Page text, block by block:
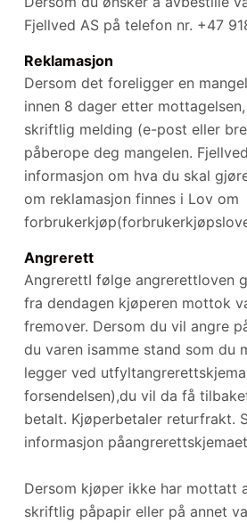
Fjellved AS på telefon nr. +47
Reklamasjon
Dersom det foreligger en
innen 8 dager etter
skriftlig melding (e-post eller
påberope deg mangelen.
informasjon om hva du skal
om reklamasjon finnes i Lov om
Angrerett
AngrerettI følge angrerettloven
fra dendagen kjøperen mottok
fremover. Dersom du vil angre
du varen isamme stand som du
legger ved
forsendelsen),du vil da få
betalt. Kjøperbetaler returfrakt.
informasjon
Dersom kjøper ikke har mottatt
skriftlig påpapir eller på annet